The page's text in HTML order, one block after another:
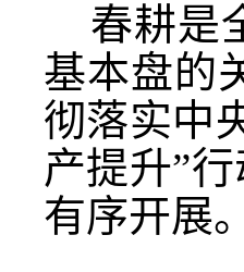
春耕是
基本盘的
彻落实中
产提升”
有序开展。